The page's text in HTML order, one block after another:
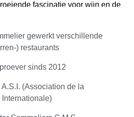
fascinatie voor wijn en de
verdiepte hij zijn kennis met
sommelier werkte in een
Deze ervaring
regenachtige
naar zijn geliefde Italië, waar
gewerkt verschillende
) restaurants
sinds 2012
(Association de la